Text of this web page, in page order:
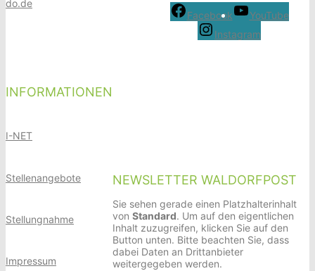
do.de
Facebook
YouTube
Instagram
INFORMATIONEN
I-NET
Stellenangebote
Stellungnahme
Impressum
NEWSLETTER WALDORFPOST
Sie sehen gerade einen Platzhalterinhalt
von Standard. Um auf den eigentlichen
Inhalt zuzugreifen, klicken Sie auf den
Button unten. Bitte beachten Sie, dass
dabei Daten an Drittanbieter
weitergegeben werden.